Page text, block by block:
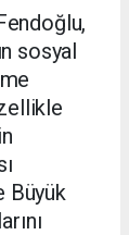
sosyal
Büyük